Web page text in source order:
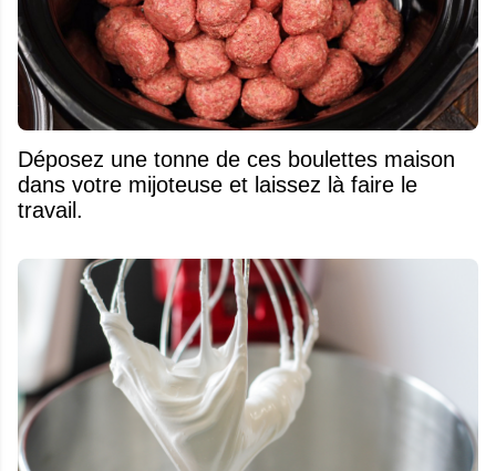
Déposez une tonne de ces boulettes maison
dans votre mijoteuse et laissez là faire le
travail.